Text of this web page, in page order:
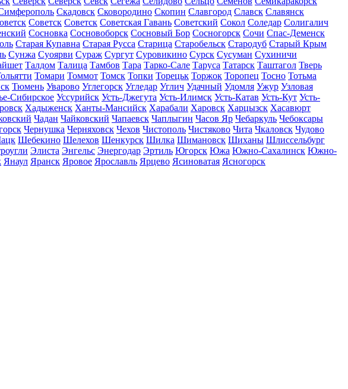
Скадовск Сковородино Скопин Славгород Славск Славянск
Советск Советск Советская Гавань Советский Сокол Соледар Солигалич
Сосновка Сосновоборск Сосновый Бор Сосногорск Сочи Спас-Деменск
Старая Купавна Старая Русса Старица Старобельск Стародуб Старый Крым
Сунжа Суоярви Сураж Сургут Суровикино Сурск Сусуман Сухиничи
Талдом Талица Тамбов Тара Тарко-Сале Таруса Татарск Таштагол Тверь
Томари Томмот Томск Топки Торецьк Торжок Торопец Тосно Тотьма
Тюмень Уварово Углегорск Угледар Углич Удачный Удомля Ужур Узловая
Сибирское Уссурийск Усть-Джегута Усть-Илимск Усть-Катав Усть-Кут Усть-
Хадыженск Ханты-Мансийск Харабали Харовск Харцызск Хасавюрт
Чадан Чайковский Чапаевск Чаплыгин Часов Яр Чебаркуль Чебоксары
Чернушка Черняховск Чехов Чистополь Чистяково Чита Чкаловск Чудово
Шебекино Шелехов Шенкурск Шилка Шимановск Шиханы Шлиссельбург
Элиста Энгельс Энергодар Эртиль Югорск Южа Южно-Сахалинск Южно-
Янаул Яранск Яровое Ярославль Ярцево Ясиноватая Ясногорск